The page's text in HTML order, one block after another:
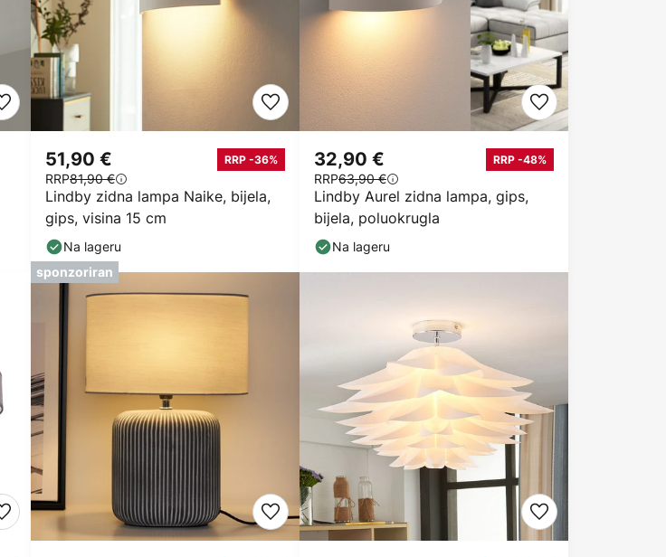
Lindby zidna lampa Naike, bijela,
gips, visina 15 cm
51,90 € RRP -36%
RRP81,90 €
Na lageru
Lindby Aurel zidna lampa, gips,
bijela, poluokrugla
32,90 € RRP -48%
RRP63,90 €
Na lageru
sponzoriran